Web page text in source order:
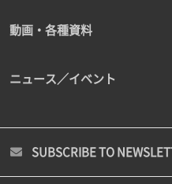
動画・各種資料
ニュース／イベント
SUBSCRIBE TO